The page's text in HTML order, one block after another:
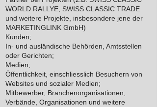
WORLD RALLYE, SWISS CLASSIC TRADE
und weitere Projekte, insbesondere jene der
MARKETINGLINK GmbH)
Kunden;
In- und ausländische Behörden, Amtsstellen
oder Gerichten;
Medien;
Öffentlichkeit, einschliesslich Besuchern von
Websites und sozialer Medien;
Mitbewerber, Branchenorganisationen,
Verbände, Organisationen und weitere